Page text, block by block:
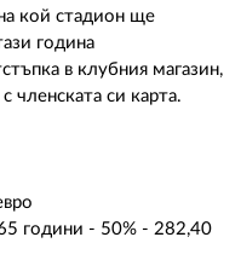
кой стадион ще
година
в клубния магазин,
членската си карта.
години - 50% - 282,40